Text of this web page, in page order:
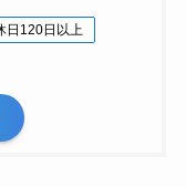
日120日以上